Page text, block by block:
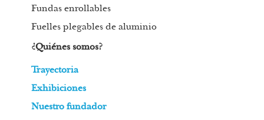
Fundas enrollables
Fuelles plegables de aluminio
¿Quiénes somos?
Trayectoria
Exhibiciones
Nuestro fundador